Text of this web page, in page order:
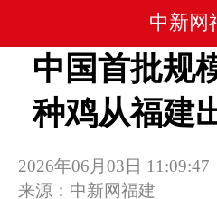
中新网
中国首批规
种鸡从福建
2026年06月03日 11:09:47
来源：中新网福建